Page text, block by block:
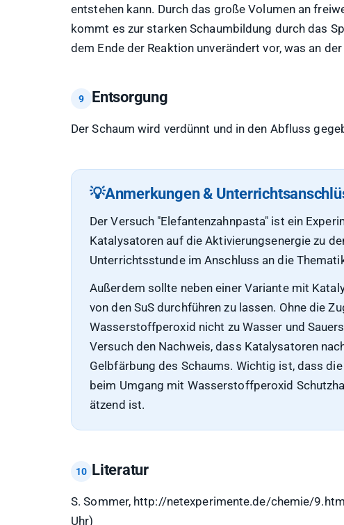
entstehen kann. Durch das große Volumen an
kommt es zur starken Schaumbildung durch das
dem Ende der Reaktion unverändert vor, was an
Entsorgung
Der Schaum wird verdünnt und in den Abfluss
Anmerkungen &
Der Versuch "Elefantenzahnpasta" ist ein
Katalysatoren auf die Aktivierungsenergie zu
Unterrichtsstunde im Anschluss an die
Außerdem sollte neben einer Variante mit
von den SuS durchführen zu lassen. Ohne die
Wasserstoffperoxid nicht zu Wasser und
Versuch den Nachweis, dass Katalysatoren
Gelbfärbung des Schaums. Wichtig ist, dass
beim Umgang mit Wasserstoffperoxid
ätzend ist.
Literatur
S. Sommer, http://netexperimente.de/chemie/
Uhr)